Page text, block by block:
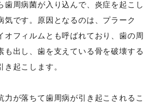
周病菌が入り込んで、炎症を起こし
です。原因となるのは、プラーク
オフィルムとも呼ばれており、歯の周
出し、歯を支えている骨を破壊する
起こします。
が落ちて歯周病が引き起こされるこ